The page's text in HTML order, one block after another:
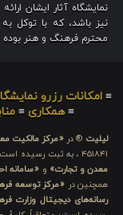
نمایشگاه آثار ایشان
نیز باشد، که با توکل
محترم فرهنگ و هنر
≡ امکانات رزرو
≡همکاری ≡
لیلیت ® در «مرکز مالکیت
۴۵۱۸۴۱ ، به ثبت رسیده است و در
معدن و تجارت» و «سامانه
همچنین در «مرکز توسعه
رسانه‌های دیجیتال وزارت